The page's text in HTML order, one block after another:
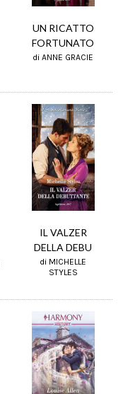
UN RICATTO
FORTUNATO
di ANNE GRACIE
IL VALZER
DELLA DEBU
di MICHELLE
STYLES